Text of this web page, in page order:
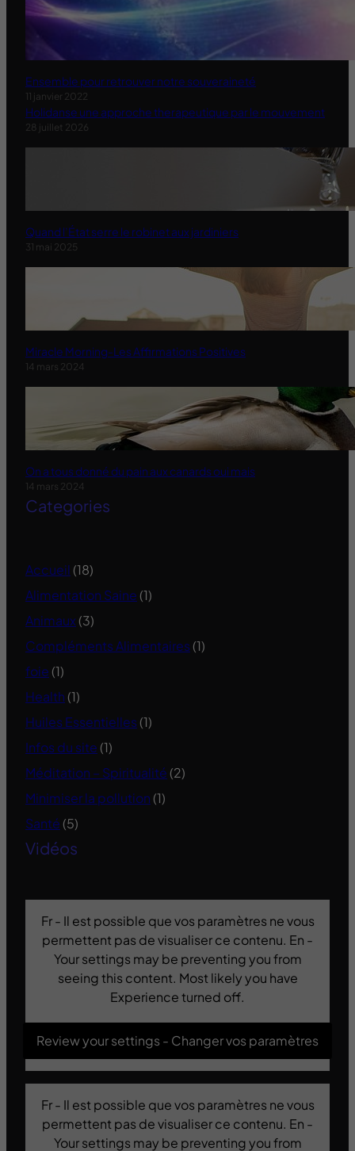
Ensemble pour retrouver notre souveraineté
11 janvier 2022
Holidanse une approche therapeutique par le mouvement
28 juillet 2026
Quand l’État serre le robinet aux jardiniers
31 mai 2025
Miracle Morning-Les Affirmations Positives
14 mars 2024
On a tous donné du pain aux canards oui mais
14 mars 2024
Categories
Accueil (18)
Alimentation Saine (1)
Animaux (3)
Compléments Alimentaires (1)
foie (1)
Health (1)
Huiles Essentielles (1)
Infos du site (1)
Méditation – Spiritualité (2)
Minimiser la pollution (1)
Santé (5)
Vidéos
Fr - Il est possible que vos paramètres ne vous
permettent pas de visualiser ce contenu. En -
Your settings may be preventing you from
seeing this content. Most likely you have
Experience turned off.
Review your settings - Changer vos paramètres
Fr - Il est possible que vos paramètres ne vous
permettent pas de visualiser ce contenu. En -
Your settings may be preventing you from